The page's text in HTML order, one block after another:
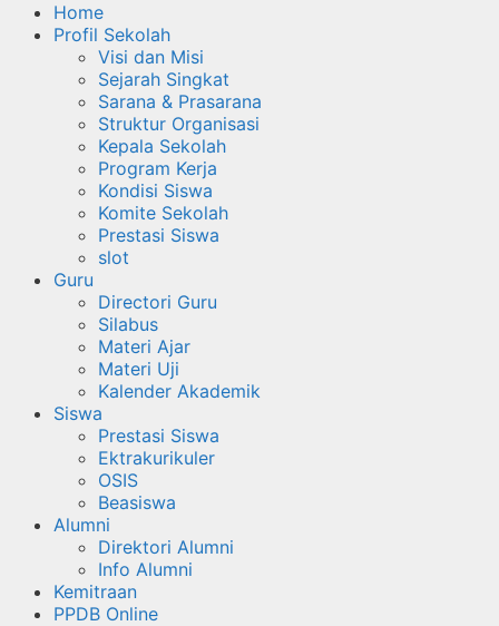
Home
Profil Sekolah
Visi dan Misi
Sejarah Singkat
Sarana & Prasarana
Struktur Organisasi
Kepala Sekolah
Program Kerja
Kondisi Siswa
Komite Sekolah
Prestasi Siswa
slot
Guru
Directori Guru
Silabus
Materi Ajar
Materi Uji
Kalender Akademik
Siswa
Prestasi Siswa
Ektrakurikuler
OSIS
Beasiswa
Alumni
Direktori Alumni
Info Alumni
Kemitraan
PPDB Online